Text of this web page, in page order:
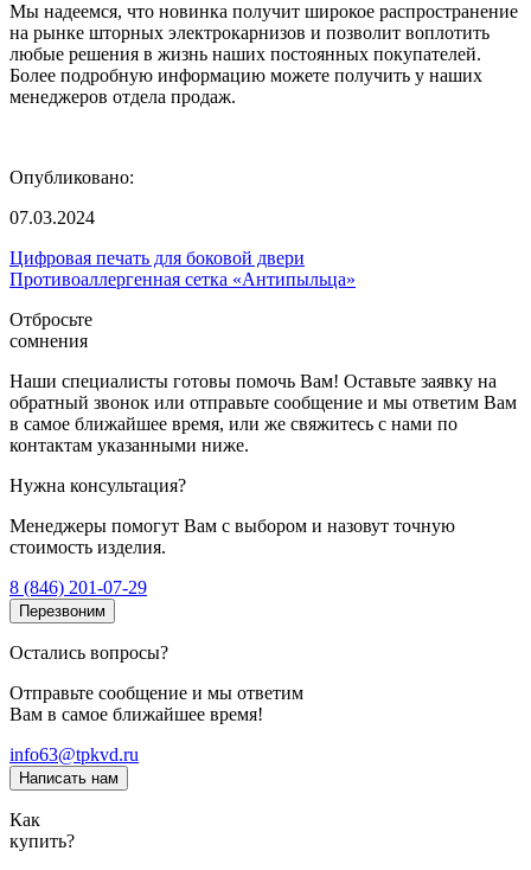
Мы надеемся, что новинка получит широкое распространение
на рынке шторных электрокарнизов и позволит воплотить
любые решения в жизнь наших постоянных покупателей.
Более подробную информацию можете получить у наших
менеджеров отдела продаж.
Опубликовано:
07.03.2024
Цифровая печать для боковой двери
Противоаллергенная сетка «Антипыльца»
Отбросьте
сомнения
Наши специалисты готовы помочь Вам! Оставьте заявку на
обратный звонок или отправьте сообщение и мы ответим Вам
в самое ближайшее время, или же свяжитесь с нами по
контактам указанными ниже.
Нужна консультация?
Менеджеры помогут Вам с выбором и назовут точную
стоимость изделия.
8 (846) 201-07-29
Перезвоним
Остались вопросы?
Отправьте сообщение и мы ответим
Вам в самое ближайшее время!
info63@tpkvd.ru
Написать нам
Как
купить?